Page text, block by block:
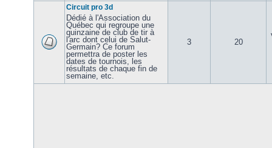
Circuit pro 3d
Dédié à l'Association du
Québec qui regroupe une
quinzaine de club de tir à
l'arc dont celui de Salut-
Germain? Ce forum
permettra de poster les
dates de tournois, les
résultats de chaque fin de
semaine, etc.
3 20